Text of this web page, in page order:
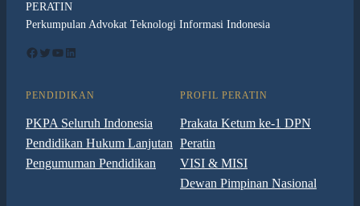
PERATIN
Perkumpulan Advokat Teknologi Informasi Indonesia
Facebook Twitter YouTube LinkedIn
PENDIDIKAN
PKPA Seluruh Indonesia
Pendidikan Hukum Lanjutan
Pengumuman Pendidikan
PROFIL PERATIN
Prakata Ketum ke-1 DPN
Peratin
VISI & MISI
Dewan Pimpinan Nasional